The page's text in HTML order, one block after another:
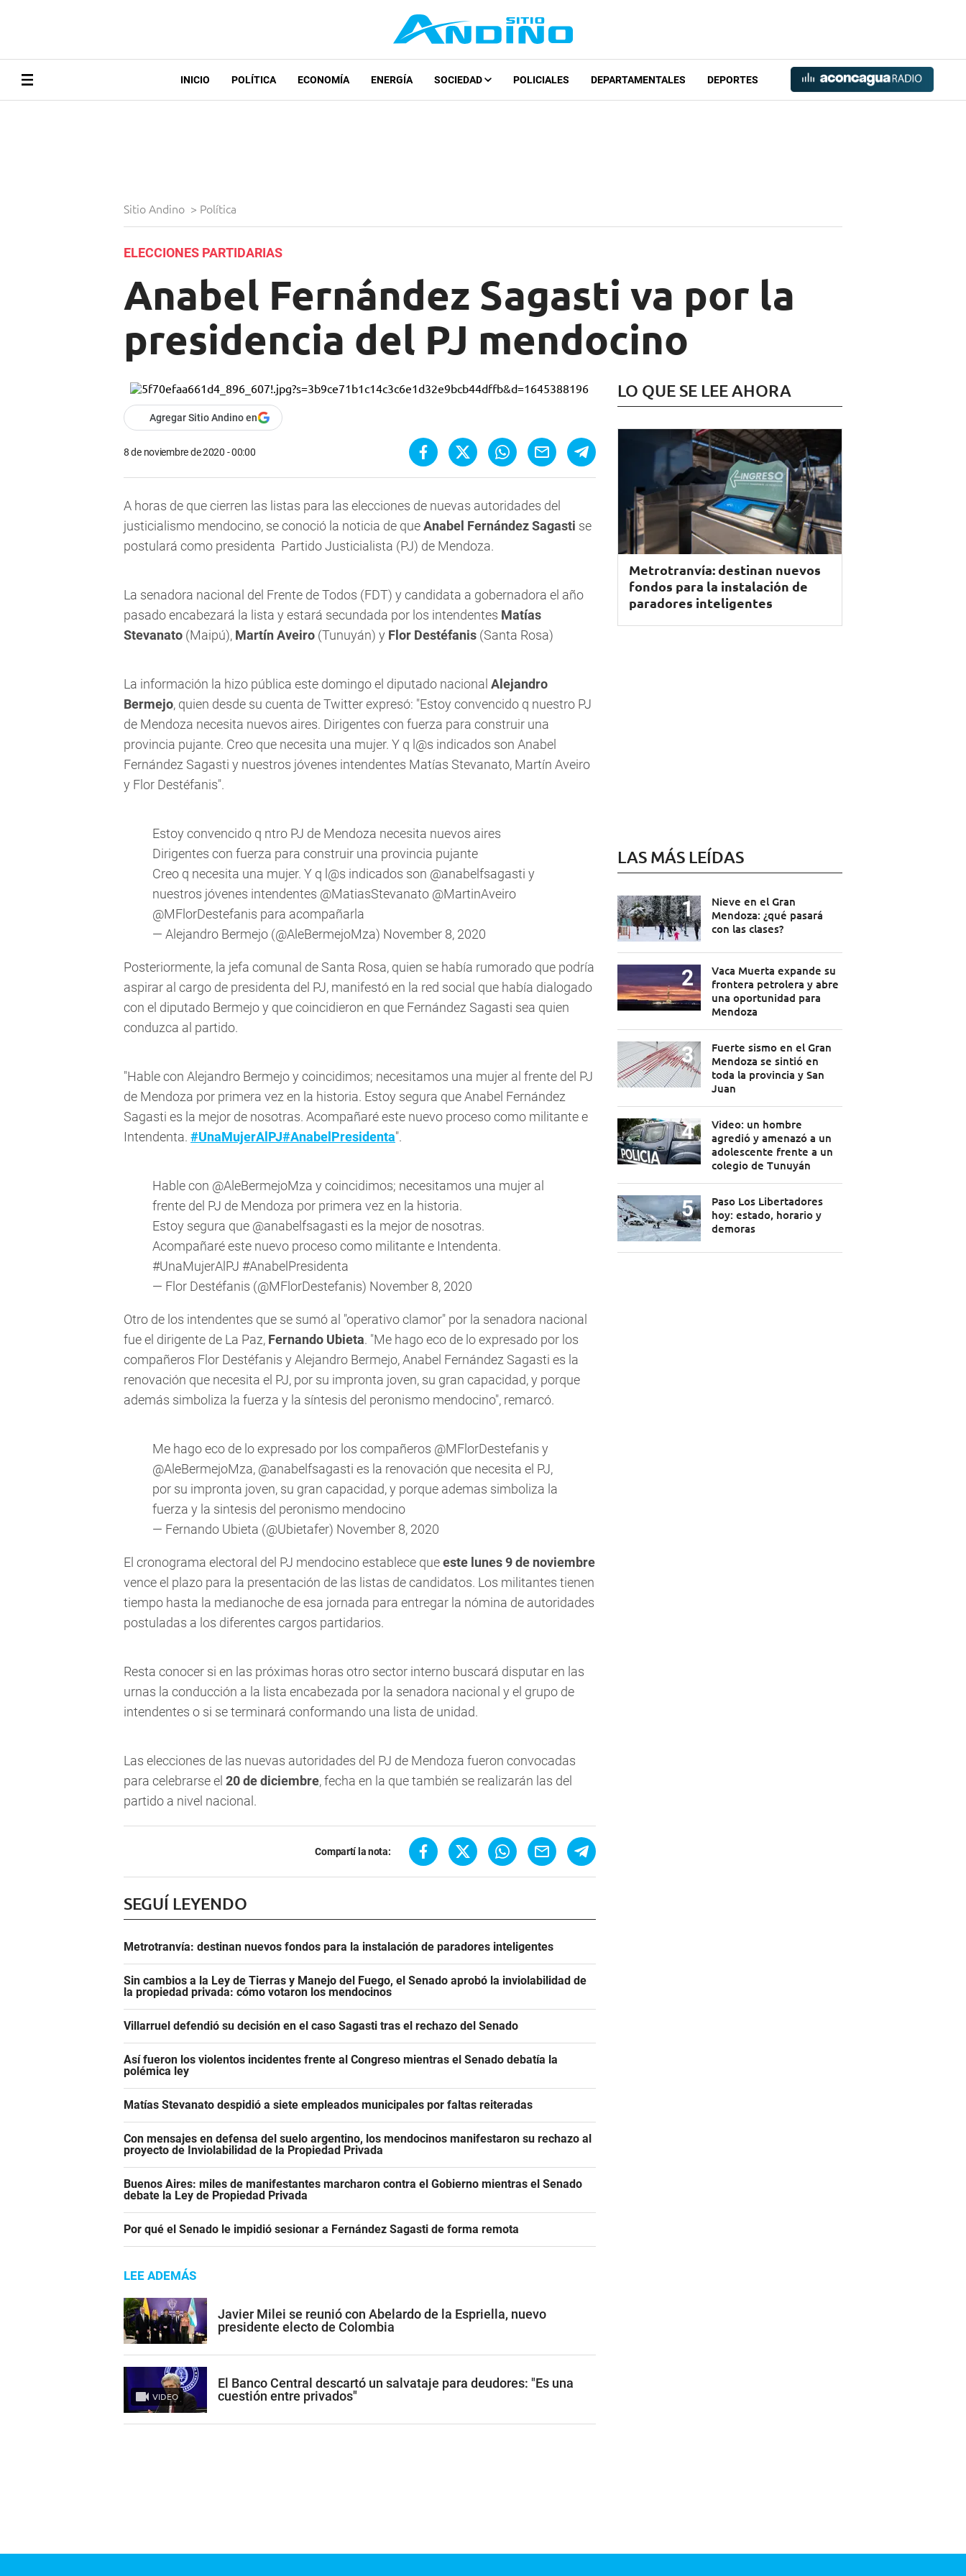
INICIO POLÍTICA ECONOMÍA ENERGÍA SOCIEDAD POLICIALES DEPARTAMENTALES DEPORTES
Sitio Andino > Política
ELECCIONES PARTIDARIAS
Anabel Fernández Sagasti va por la
presidencia del PJ mendocino
Agregar Sitio Andino en
8 de noviembre de 2020 - 00:00
A horas de que cierren las listas para las elecciones de nuevas autoridades del
justicialismo mendocino, se conoció la noticia de queAnabel Fernández Sagasti se
postulará como presidenta Partido Justicialista (PJ) de Mendoza.
La senadora nacional del Frente de Todos (FDT) y candidata a gobernadora el año
pasado encabezará la lista y estará secundada por los intendentes Matías
Stevanato (Maipú), Martín Aveiro (Tunuyán) y Flor Destéfanis (Santa Rosa)
La información la hizo pública este domingo el diputado nacional Alejandro
Bermejo, quien desde su cuenta de Twitter expresó: "Estoy convencido q nuestro PJ
de Mendoza necesita nuevos aires. Dirigentes con fuerza para construir una
provincia pujante. Creo que necesita una mujer. Y q l@s indicados son Anabel
Fernández Sagasti y nuestros jóvenes intendentes Matías Stevanato, Martín Aveiro
y Flor Destéfanis".
Estoy convencido q ntro PJ de Mendoza necesita nuevos aires
Dirigentes con fuerza para construir una provincia pujante
Creo q necesita una mujer. Y q l@s indicados son @anabelfsagasti y
nuestros jóvenes intendentes @MatiasStevanato @MartinAveiro
@MFlorDestefanis para acompañarla
— Alejandro Bermejo (@AleBermejoMza) November 8, 2020
Posteriormente, la jefa comunal de Santa Rosa, quien se había rumorado que podría
aspirar al cargo de presidenta del PJ, manifestó en la red social que había dialogado
con el diputado Bermejo y que coincidieron en que Fernández Sagasti sea quien
conduzca al partido.
"Hable con Alejandro Bermejo y coincidimos; necesitamos una mujer al frente del PJ
de Mendoza por primera vez en la historia. Estoy segura que Anabel Fernández
Sagasti es la mejor de nosotras. Acompañaré este nuevo proceso como militante e
Intendenta. #UnaMujerAlPJ#AnabelPresidenta".
Hable con @AleBermejoMza y coincidimos; necesitamos una mujer al
frente del PJ de Mendoza por primera vez en la historia.
Estoy segura que @anabelfsagasti es la mejor de nosotras.
Acompañaré este nuevo proceso como militante e Intendenta.
#UnaMujerAlPJ #AnabelPresidenta
— Flor Destéfanis (@MFlorDestefanis) November 8, 2020
Otro de los intendentes que se sumó al "operativo clamor" por la senadora nacional
fue el dirigente de La Paz, Fernando Ubieta. "Me hago eco de lo expresado por los
compañeros Flor Destéfanis y Alejandro Bermejo, Anabel Fernández Sagasti es la
renovación que necesita el PJ, por su impronta joven, su gran capacidad, y porque
además simboliza la fuerza y la síntesis del peronismo mendocino", remarcó.
Me hago eco de lo expresado por los compañeros @MFlorDestefanis y
@AleBermejoMza, @anabelfsagasti es la renovación que necesita el PJ,
por su impronta joven, su gran capacidad, y porque ademas simboliza la
fuerza y la sintesis del peronismo mendocino
— Fernando Ubieta (@Ubietafer) November 8, 2020
El cronograma electoral del PJ mendocino establece queeste lunes 9 de noviembre
vence el plazo para la presentación de las listas de candidatos. Los militantes tienen
tiempo hasta la medianoche de esa jornada para entregar la nómina de autoridades
postuladas a los diferentes cargos partidarios.
Resta conocer si en las próximas horas otro sector interno buscará disputar en las
urnas la conducción a la lista encabezada por la senadora nacional y el grupo de
intendentes o si se terminará conformando una lista de unidad.
Las elecciones de las nuevas autoridades del PJ de Mendoza fueron convocadas
para celebrarse el 20 de diciembre, fecha en la que también se realizarán las del
partido a nivel nacional.
Compartí la nota:
SEGUÍ LEYENDO
Metrotranvía: destinan nuevos fondos para la instalación de paradores inteligentes
Sin cambios a la Ley de Tierras y Manejo del Fuego, el Senado aprobó la inviolabilidad de
la propiedad privada: cómo votaron los mendocinos
Villarruel defendió su decisión en el caso Sagasti tras el rechazo del Senado
Así fueron los violentos incidentes frente al Congreso mientras el Senado debatía la
polémica ley
Matías Stevanato despidió a siete empleados municipales por faltas reiteradas
Con mensajes en defensa del suelo argentino, los mendocinos manifestaron su rechazo al
proyecto de Inviolabilidad de la Propiedad Privada
Buenos Aires: miles de manifestantes marcharon contra el Gobierno mientras el Senado
debate la Ley de Propiedad Privada
Por qué el Senado le impidió sesionar a Fernández Sagasti de forma remota
LEE ADEMÁS
Javier Milei se reunió con Abelardo de la Espriella, nuevo
presidente electo de Colombia
VIDEO
El Banco Central descartó un salvataje para deudores: "Es una
cuestión entre privados"
LO QUE SE LEE AHORA
Metrotranvía: destinan nuevos
fondos para la instalación de
paradores inteligentes
LAS MÁS LEÍDAS
Nieve en el Gran
Mendoza: ¿qué pasará
con las clases?
Vaca Muerta expande su
frontera petrolera y abre
una oportunidad para
Mendoza
Fuerte sismo en el Gran
Mendoza se sintió en
toda la provincia y San
Juan
Video: un hombre
agredió y amenazó a un
adolescente frente a un
colegio de Tunuyán
Paso Los Libertadores
hoy: estado, horario y
demoras